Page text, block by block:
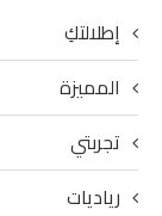
إطلالتكِ
المميزة
تجربتي
رياديات